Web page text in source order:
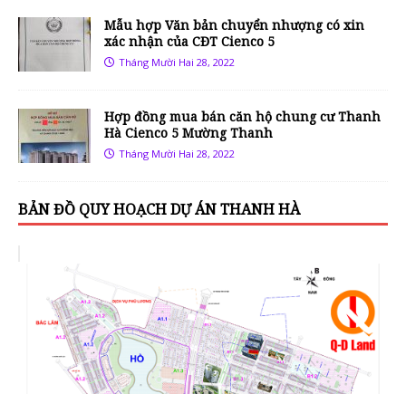
Mẫu hợp Văn bản chuyển nhượng có xin
xác nhận của CĐT Cienco 5
Tháng Mười Hai 28, 2022
Hợp đồng mua bán căn hộ chung cư Thanh
Hà Cienco 5 Mường Thanh
Tháng Mười Hai 28, 2022
BẢN ĐỒ QUY HOẠCH DỰ ÁN THANH HÀ